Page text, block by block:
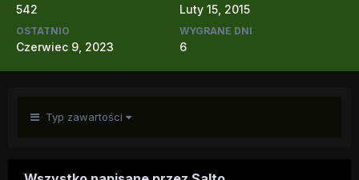
542 Luty 15, 2015
OSTATNIO
Czerwiec 9, 2023
WYGRANE DNI
6
Typ zawartości